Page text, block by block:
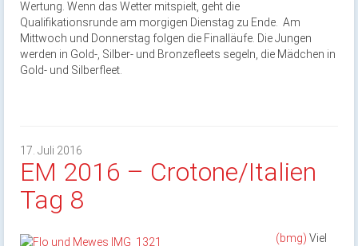
Wertung. Wenn das Wetter mitspielt, geht die
Qualifikationsrunde am morgigen Dienstag zu Ende. Am
Mittwoch und Donnerstag folgen die Finalläufe. Die Jungen
werden in Gold-, Silber- und Bronzefleets segeln, die Mädchen in
Gold- und Silberfleet.
17. Juli 2016
EM 2016 – Crotone/Italien
Tag 8
(bmg) Viel